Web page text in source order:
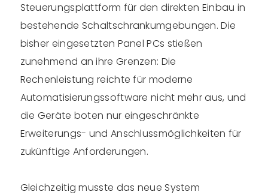
Steuerungsplattform für den direkten Einbau in
bestehende Schaltschrankumgebungen. Die
bisher eingesetzten Panel PCs stießen
zunehmend an ihre Grenzen: Die
Rechenleistung reichte für moderne
Automatisierungssoftware nicht mehr aus, und
die Geräte boten nur eingeschränkte
Erweiterungs- und Anschlussmöglichkeiten für
zukünftige Anforderungen.
Gleichzeitig musste das neue System